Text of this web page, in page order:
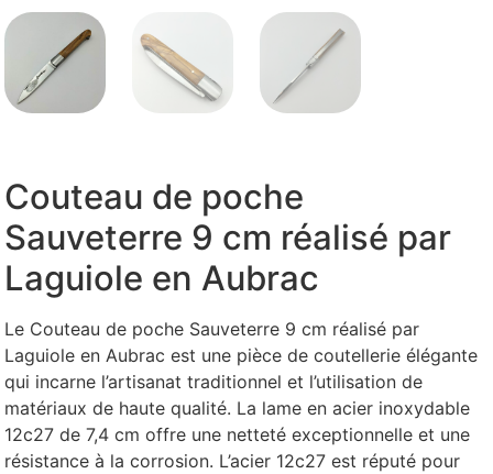
Couteau de poche
Sauveterre 9 cm réalisé par
Laguiole en Aubrac
Le Couteau de poche Sauveterre 9 cm réalisé par
Laguiole en Aubrac est une pièce de coutellerie élégante
qui incarne l’artisanat traditionnel et l’utilisation de
matériaux de haute qualité. La lame en acier inoxydable
12c27 de 7,4 cm offre une netteté exceptionnelle et une
résistance à la corrosion. L’acier 12c27 est réputé pour